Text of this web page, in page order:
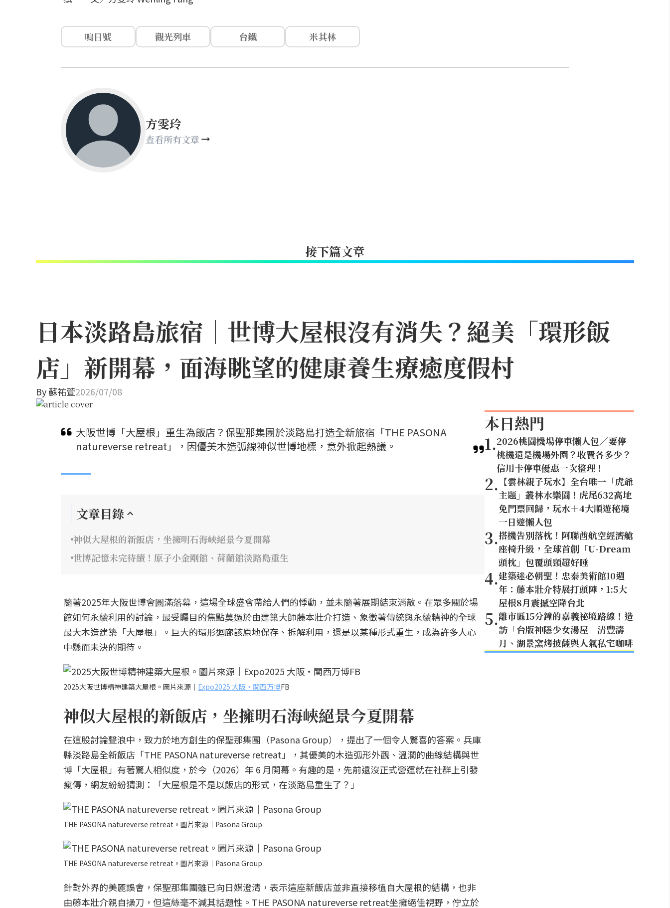
鳴日號 觀光列車 台鐵 米其林
方雯玲
查看所有文章
接下篇文章
日本淡路島旅宿｜世博大屋根沒有消失？絕美「環形飯
店」新開幕，面海眺望的健康養生療癒度假村
By蘇祐萱2026/07/08
大阪世博「大屋根」重生為飯店？保聖那集團於淡路島打造全新旅宿「THE PASONA
natureverse retreat」，因優美木造弧線神似世博地標，意外掀起熱議。
文章目錄
神似大屋根的新飯店，坐擁明石海峽絕景今夏開幕
世博記憶未完待續！原子小金剛館、荷蘭館淡路島重生
隨著2025年大阪世博會圓滿落幕，這場全球盛會帶給人們的悸動，並未隨著展期結束消散。在眾多關於場
館如何永續利用的討論，最受矚目的焦點莫過於由建築大師藤本壯介打造、象徵著傳統與永續精神的全球
最大木造建築「大屋根」。巨大的環形迴廊該原地保存、拆解利用，還是以某種形式重生，成為許多人心
中懸而未決的期待。
2025大阪世博精神建築大屋根。圖片來源｜ Expo2025 大阪・関西万博FB
神似大屋根的新飯店，坐擁明石海峽絕景今夏開幕
在這股討論聲浪中，致力於地方創生的保聖那集團（Pasona Group），提出了一個令人驚喜的答案。兵庫
縣淡路島全新飯店「THE PASONA natureverse retreat」，其優美的木造弧形外觀、溫潤的曲線結構與世
博「大屋根」有著驚人相似度，於今（2026）年 6 月開幕。有趣的是，先前還沒正式營運就在社群上引發
瘋傳，網友紛紛猜測：「大屋根是不是以飯店的形式，在淡路島重生了？」
THE PASONA natureverse retreat。圖片來源｜Pasona Group
THE PASONA natureverse retreat。圖片來源｜Pasona Group
針對外界的美麗誤會，保聖那集團雖已向日媒澄清，表示這座新飯店並非直接移植自大屋根的結構，也非
由藤本壯介親自操刀，但這絲毫不減其話題性。THE PASONA natureverse retreat坐擁絕佳視野，佇立於
本日熱門
1.2026桃園機場停車懶人包／要停
桃機還是機場外圍？收費各多少？
信用卡停車優惠一次整理！
2. 【雲林親子玩水】全台唯一「虎爺
主題」叢林水樂園！虎尾632高地
免門票回歸，玩水＋4大順遊秘境
一日遊懶人包
3.搭機告別落枕！阿聯酋航空經濟艙
座椅升級，全球首創「U-Dream
頭枕」包覆頭頸超好睡
4.建築迷必朝聖！忠泰美術館10週
年：藤本壯介特展打頭陣，1:5大
屋根8月震撼空降台北
5.離市區15分鐘的嘉義祕境路線！造
訪「台版神隱少女湯屋」清豐濤
月、湖景窯烤披薩與人氣私宅咖啡